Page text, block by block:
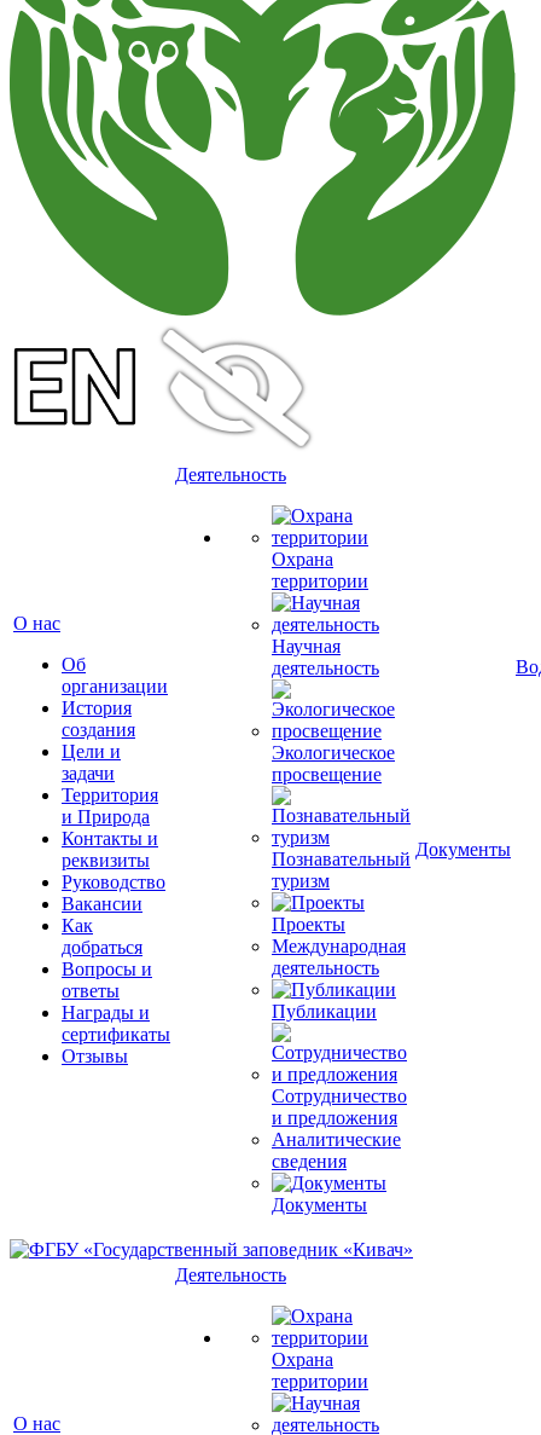
О нас
Об
организации
История
создания
Цели и
задачи
Территория
и Природа
Контакты и
реквизиты
Руководство
Вакансии
Как
добраться
Вопросы и
ответы
Награды и
сертификаты
Отзывы
Деятельность
Охрана
территории
Научная
деятельность
Экологическое
просвещение
Познавательный
туризм
Проекты
Международная
деятельность
Публикации
Сотрудничество
и предложения
Аналитические
сведения
Документы
Документы
О нас
Деятельность
Охрана
территории